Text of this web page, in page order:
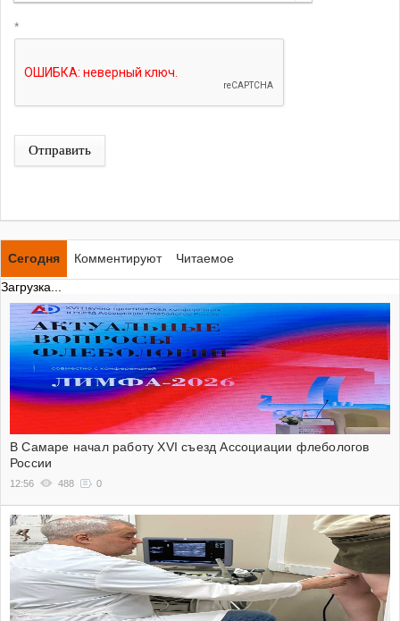
*
Отправить
Сегодня Комментируют
Читаемое
Загрузка...
В Самаре начал работу XVI съезд Ассоциации флебологов
России
12:56 488 0